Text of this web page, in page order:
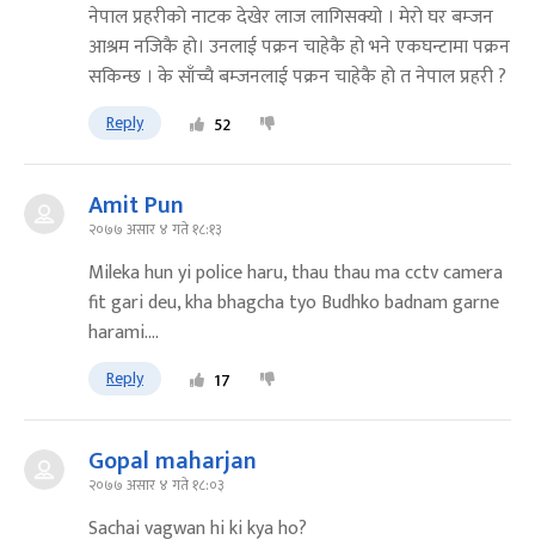
नेपाल प्रहरीको नाटक देखेर लाज लागिसक्यो । मेरो घर बम्जन
आश्रम नजिकै हो। उनलाई पक्रन चाहेकै हो भने एकघन्टामा पक्रन
सकिन्छ । के साँच्चै बम्जनलाई पक्रन चाहेकै हो त नेपाल प्रहरी ?
Reply 52
Amit Pun
२०७७ असार ४ गते १८:१३
Mileka hun yi police haru, thau thau ma cctv camera
fit gari deu, kha bhagcha tyo Budhko badnam garne
harami....
Reply 17
Gopal maharjan
२०७७ असार ४ गते १८:०३
Sachai vagwan hi ki kya ho?